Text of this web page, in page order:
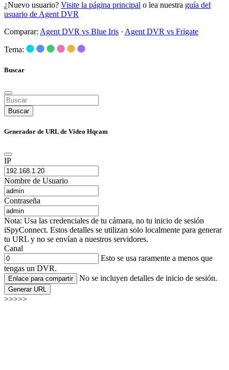
¿Nuevo usuario? Visite la página principal o lea nuestra guía del
usuario de Agent DVR
Comparar: Agent DVR vs Blue Iris · Agent DVR vs Frigate
Tema:
Buscar
Buscar
Generador de URL de Video Hqcam
IP
Nombre de Usuario
Contraseña
Nota: Usa las credenciales de tu cámara, no tu inicio de sesión
iSpyConnect. Estos detalles se utilizan solo localmente para generar
tu URL y no se envían a nuestros servidores.
Canal
Esto se usa raramente a menos que
tengas un DVR.
Enlace para compartir No se incluyen detalles de inicio de sesión.
Generar URL
>>>>>